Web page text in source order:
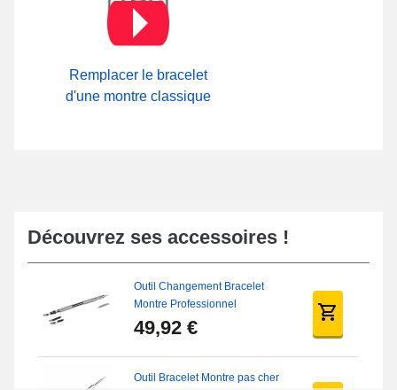
Remplacer le bracelet
d'une montre classique
Découvrez ses accessoires !
Outil Changement Bracelet
Montre Professionnel
49,92 €
Outil Bracelet Montre pas cher